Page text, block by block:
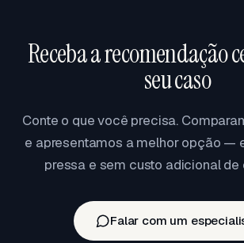
Receba a recomendação
seu caso
Conte o que você precisa.
e apresentamos a melhor opção —
pressa e sem custo adicional de
Falar com um